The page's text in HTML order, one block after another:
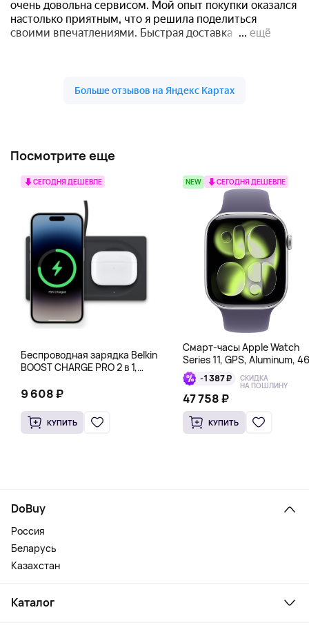
Посмотрите еще
СЕГОДНЯ ДЕШЕВЛЕ
Беспроводная зарядка Belkin
BOOST CHARGE PRO 2 в 1,
9 608 ₽
КУПИТЬ
NEW СЕГОДНЯ ДЕШЕВЛЕ
Смарт-часы Apple Watch
Series 11, GPS, Aluminum, 46
мм, серебряный
-1 387 ₽ СКИДКА
НА ПОШЛИНУ
47 758 ₽
КУПИТЬ
DoBuy
Россия
Беларусь
Казахстан
Каталог